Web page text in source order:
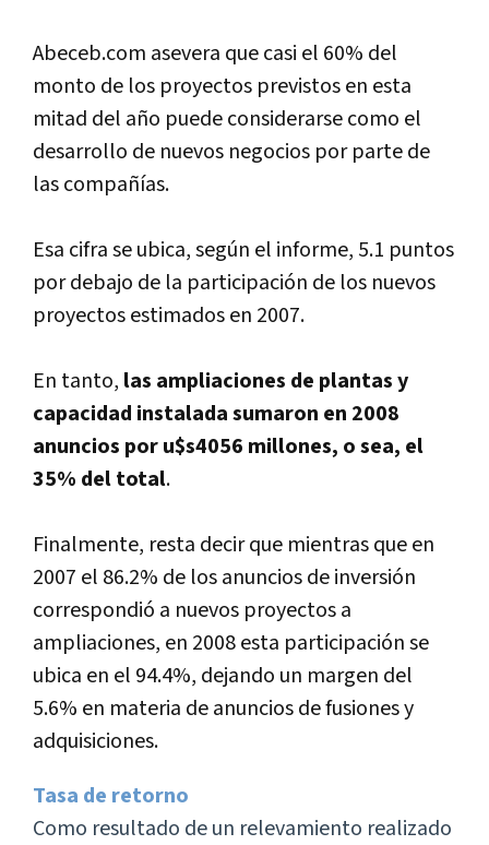
Abeceb.com asevera que casi el 60% del
monto de los proyectos previstos en esta
mitad del año puede considerarse como el
desarrollo de nuevos negocios por parte de
las compañí­as.
Esa cifra se ubica, según el informe, 5.1 puntos
por debajo de la participación de los nuevos
proyectos estimados en 2007.
En tanto, las ampliaciones de plantas y
capacidad instalada sumaron en 2008
anuncios por u$s4056 millones, o sea, el
35% del total.
Finalmente, resta decir que mientras que en
2007 el 86.2% de los anuncios de inversión
correspondió a nuevos proyectos a
ampliaciones, en 2008 esta participación se
ubica en el 94.4%, dejando un margen del
5.6% en materia de anuncios de fusiones y
adquisiciones.
Tasa de retorno
Como resultado de un relevamiento realizado